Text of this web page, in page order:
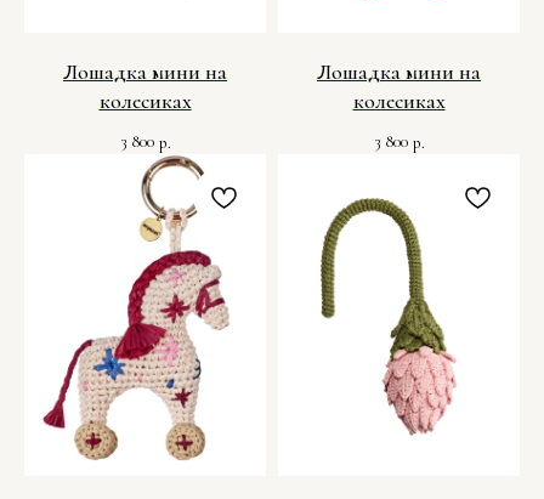
Лошадка мини на
колесиках
3 800 р.
Лошадка мини на
колесиках
3 800 р.